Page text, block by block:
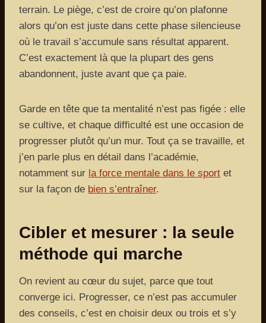
terrain. Le piège, c’est de croire qu’on plafonne
alors qu’on est juste dans cette phase silencieuse
où le travail s’accumule sans résultat apparent.
C’est exactement là que la plupart des gens
abandonnent, juste avant que ça paie.
Garde en tête que ta mentalité n’est pas figée : elle
se cultive, et chaque difficulté est une occasion de
progresser plutôt qu’un mur. Tout ça se travaille, et
j’en parle plus en détail dans l’académie,
notamment sur la force mentale dans le sport et
sur la façon de bien s’entraîner.
Cibler et mesurer : la seule
méthode qui marche
On revient au cœur du sujet, parce que tout
converge ici. Progresser, ce n’est pas accumuler
des conseils, c’est en choisir deux ou trois et s’y